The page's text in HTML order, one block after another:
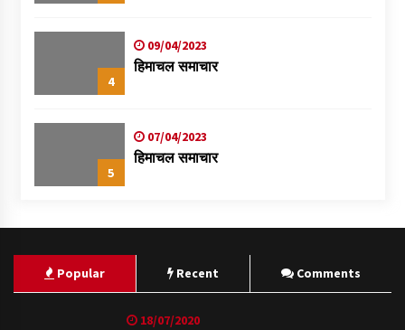
4
09/04/2023
हिमाचल समाचार
5
07/04/2023
हिमाचल समाचार
Popular Recent Comments
18/07/2020